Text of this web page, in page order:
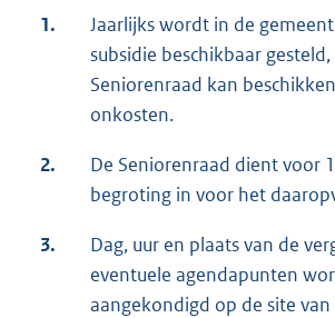
1.
Jaarlijks wordt in de
subsidie beschikbaar
Seniorenraad kan
onkosten.
2.
De Seniorenraad dient voor
begroting in voor het
3.
Dag, uur en plaats van de
eventuele agendapunten
aangekondigd op de site